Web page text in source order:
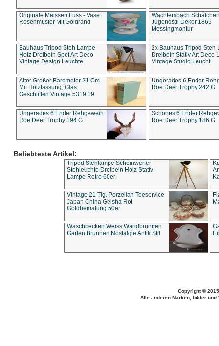
Originale Meissen Fuss - Vase
Rosenmuster Mit Goldrand
Wächtersbach Schälchen
Jugendstil Dekor 1865
Messingmontur
Bauhaus Tripod Steh Lampe
Holz Dreibein Spot Art Deco
Vintage Design Leuchte
2x Bauhaus Tripod Steh
Dreibein Stativ Art Deco
Vintage Studio Leucht
Alter Großer Barometer 21 Cm
Mit Holzfassung, Glas
Geschliffen Vintage 5319 19
Ungerades 6 Ender
Roe Deer Trophy 242 G
Ungerades 6 Ender Rehgeweih
Roe Deer Trophy 194 G
Schönes 6 Ender
Roe Deer Trophy 186 G
Beliebteste Artikel:
Tripod Stehlampe Scheinwerfer
Stehleuchte Dreibein Holz Stativ
Lampe Retro 60er
Vintage 21 Tlg. Porzellan Teeservice
Japan China Geisha Rot
Goldbemalung 50er
Waschbecken Weiss Wandbrunnen
Garten Brunnen Nostalgie Antik Stil
Copyright ©
Alle anderen Marken, bilder und